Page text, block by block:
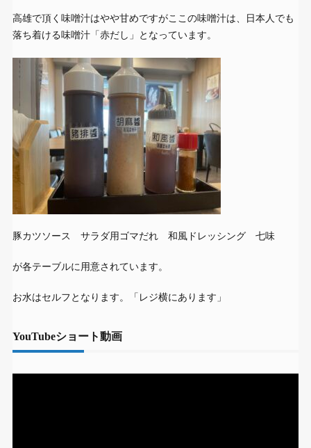
高雄で頂く味噌汁はやや甘めですがここの味噌汁は、日本人でも
落ち着ける味噌汁「赤だし」となっています。
豚カツソース サラダ用ゴマだれ 和風ドレッシング 七味
が各テーブルに用意されています。
お水はセルフとなります。「レジ横にあります」
YouTubeショート動画